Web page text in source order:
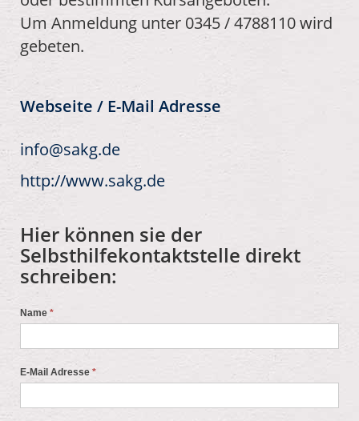
Um Anmeldung unter 0345 / 4788110 wird
gebeten.
Webseite / E-Mail Adresse
info@sakg.de
http://www.sakg.de
Hier können sie der
Selbsthilfekontaktstelle direkt
schreiben:
Name *
E-Mail Adresse *